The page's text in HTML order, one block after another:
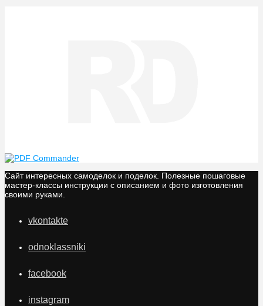
Сайт интересных самоделок и поделок. Полезные пошаговые
мастер-классы инструкции с описанием и фото изготовления
своими руками.
vkontakte
odnoklassniki
facebook
instagram